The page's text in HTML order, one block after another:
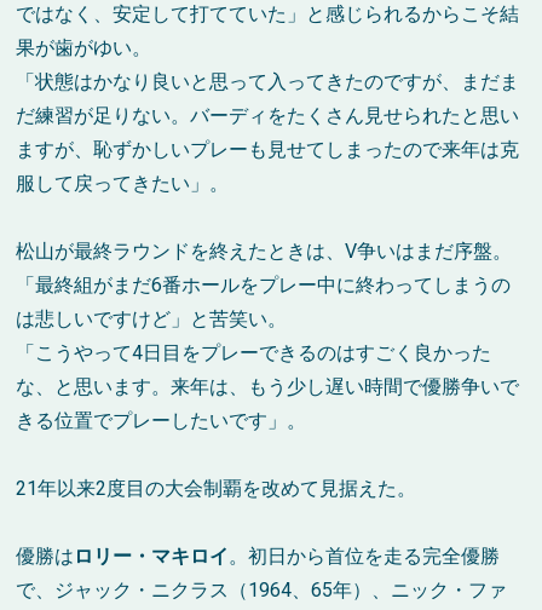
ではなく、安定して打てていた」と感じられるからこそ結
果が歯がゆい。
「状態はかなり良いと思って入ってきたのですが、まだま
だ練習が足りない。バーディをたくさん見せられたと思い
ますが、恥ずかしいプレーも見せてしまったので来年は克
服して戻ってきたい」。
松山が最終ラウンドを終えたときは、V争いはまだ序盤。
「最終組がまだ6番ホールをプレー中に終わってしまうの
は悲しいですけど」と苦笑い。
「こうやって4日目をプレーできるのはすごく良かった
な、と思います。来年は、もう少し遅い時間で優勝争いで
きる位置でプレーしたいです」。
21年以来2度目の大会制覇を改めて見据えた。
優勝は ロリー・マキロイ 。初日から首位を走る完全優勝
で、ジャック・ニクラス（1964、65年）、ニック・ファ